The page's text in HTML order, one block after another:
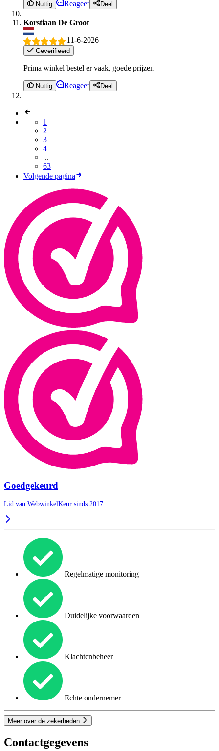
Nuttig Reageer Deel
Korstiaan De Groot
11-6-2026
Geverifieerd
Prima winkel bestel er vaak, goede prijzen
Nuttig Reageer Deel
1
2
3
4
...
63
Volgende pagina
Goedgekeurd
Lid van WebwinkelKeur sinds 2017
Regelmatige monitoring
Duidelijke voorwaarden
Klachtenbeheer
Echte ondernemer
Meer over de zekerheden
Contactgegevens